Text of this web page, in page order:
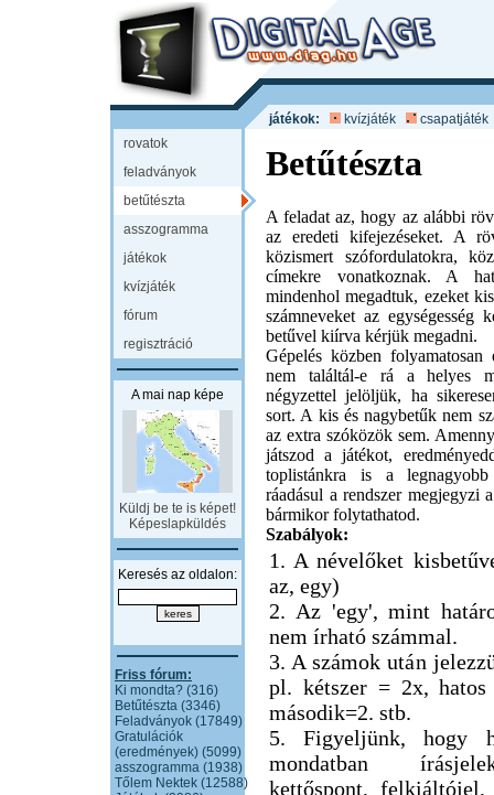
játékok: kvízjáték
csapatjáték
rovatok
feladványok
betűtészta
asszogramma
játékok
kvízjáték
fórum
regisztráció
A mai nap képe
Küldj be te is képet!
Képeslapküldés
Keresés az oldalon:
Friss fórum:
Ki mondta? (316)
Betűtészta (3346)
Feladványok (17849)
Gratulációk
(eredmények) (5099)
asszogramma (1938)
Tőlem Nektek (12588)
Betűtészta
A feladat az, hogy az alábbi
az eredeti kifejezéseket. A
közismert szófordulatokra,
címekre vonatkoznak. A
mindenhol megadtuk, ezeket
számneveket az egységesség
betűvel kiírva kérjük megadni.
Gépelés közben
nem találtál-e rá a helyes
négyzettel jelöljük, ha
sort. A kis és nagybetűk nem
az extra szóközök sem.
játszod a játékot,
toplistánkra is a
ráadásul a rendszer megjegyzi
bármikor folytathatod.
Szabályok:
1. A névelőket
az, egy)
2. Az 'egy', mint
nem írható számmal.
3. A számok után
pl. kétszer = 2x,
második=2. stb.
5. Figyeljünk, hogy
mondatban
kettőspont,